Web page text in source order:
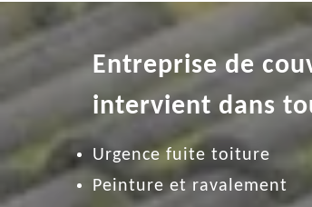
Entreprise de
intervient dans
Urgence fuite toiture
Peinture et ravalement